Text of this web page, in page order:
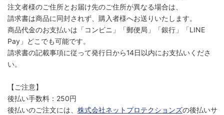
注文者様のご住所とお届け先のご住所が異なる場合は、
請求書は商品に同封されず、購入者様へお送りいたします。
商品代金のお支払いは「コンビニ」「郵便局」「銀行」「LINE
Pay」どこでも可能です。
請求書の記載事項に従って発行日から14日以内にお支払いくださ
い。
【ご注意】
後払い手数料：250円
後払いのご注文には、 株式会社ネットプロテクションズの後払いサ